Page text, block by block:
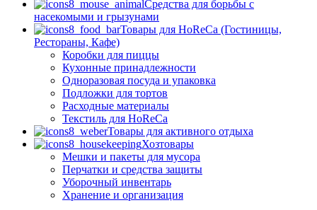
Средства для борьбы с
насекомыми и грызунами
Товары для HoReCa (Гостиницы,
Рестораны, Кафе)
Коробки для пиццы
Кухонные принадлежности
Одноразовая посуда и упаковка
Подложки для тортов
Расходные материалы
Текстиль для HoReCa
Товары для активного отдыха
Хозтовары
Мешки и пакеты для мусора
Перчатки и средства защиты
Уборочный инвентарь
Хранение и организация